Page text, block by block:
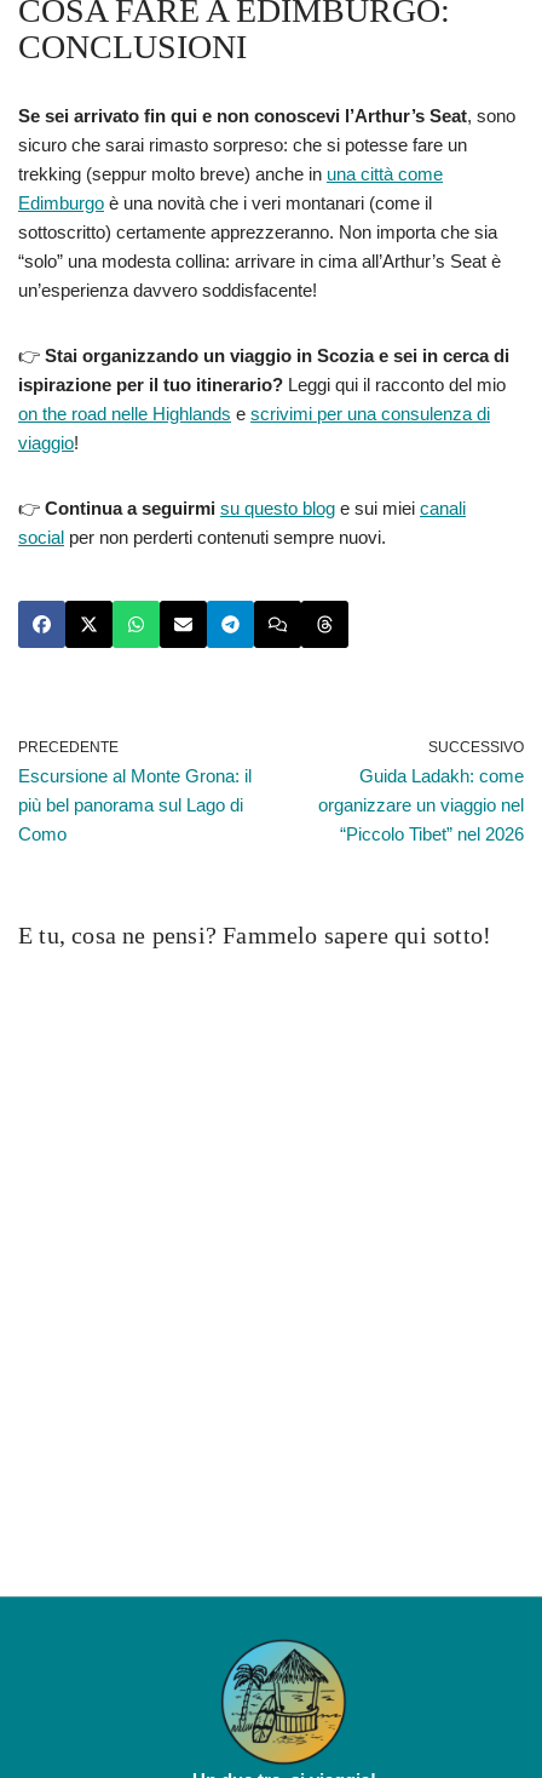
COSA FARE A EDIMBURGO:
CONCLUSIONI
Se sei arrivato fin qui e non conoscevi l’Arthur’s Seat, sono
sicuro che sarai rimasto sorpreso: che si potesse fare un
trekking (seppur molto breve) anche in una città come
Edimburgo è una novità che i veri montanari (come il
sottoscritto) certamente apprezzeranno. Non importa che sia
“solo” una modesta collina: arrivare in cima all’Arthur’s Seat è
un’esperienza davvero soddisfacente!
👉 Stai organizzando un viaggio in Scozia e sei in cerca di
ispirazione per il tuo itinerario? Leggi qui il racconto del mio
on the road nelle Highlands e scrivimi per una consulenza di
viaggio!
👉 Continua a seguirmi su questo blog e sui miei canali
social per non perderti contenuti sempre nuovi.
PRECEDENTE
Escursione al Monte Grona: il
più bel panorama sul Lago di
Como
SUCCESSIVO
Guida Ladakh: come
organizzare un viaggio nel
“Piccolo Tibet” nel 2026
E tu, cosa ne pensi? Fammelo sapere qui sotto!